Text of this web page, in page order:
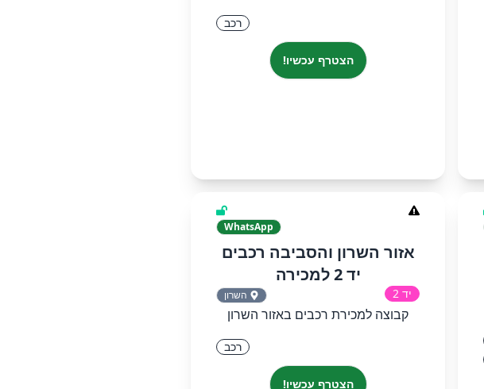
רכב
הצטרף עכשיו!
WhatsApp
אזור השרון והסביבה רכבים
יד 2 למכירה
יד 2 השרון
קבוצה למכירת רכבים באזור השרון
רכב
הצטרף עכשיו!